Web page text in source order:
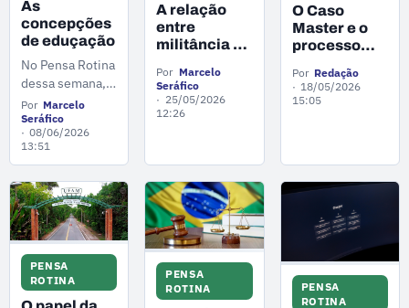
As
concepções
de eduçação
No Pensa Rotina
dessa semana, o
sociólogo
Marcelo Seráfico
traz uma
Por Marcelo
Seráfico
08/06/2026
13:51
A relação
entre
militância e
Por Marcelo
Seráfico
25/05/2026
12:26
O Caso
Master e o
processo
Por Redação
18/05/2026
15:05
PENSA
ROTINA
PENSA
ROTINA
PENSA
ROTINA